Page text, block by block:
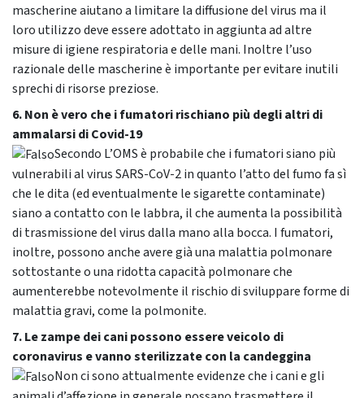
mascherine aiutano a limitare la diffusione del virus ma il
loro utilizzo deve essere adottato in aggiunta ad altre
misure di igiene respiratoria e delle mani. Inoltre l’uso
razionale delle mascherine è importante per evitare inutili
sprechi di risorse preziose.
6. Non è vero che i fumatori rischiano più degli altri di
ammalarsi di Covid-19
Secondo L’OMS è probabile che i fumatori siano più
vulnerabili al virus SARS-CoV-2 in quanto l’atto del fumo fa sì
che le dita (ed eventualmente le sigarette contaminate)
siano a contatto con le labbra, il che aumenta la possibilità
di trasmissione del virus dalla mano alla bocca. I fumatori,
inoltre, possono anche avere già una malattia polmonare
sottostante o una ridotta capacità polmonare che
aumenterebbe notevolmente il rischio di sviluppare forme di
malattia gravi, come la polmonite.
7. Le zampe dei cani possono essere veicolo di
coronavirus e vanno sterilizzate con la candeggina
Non ci sono attualmente evidenze che i cani e gli